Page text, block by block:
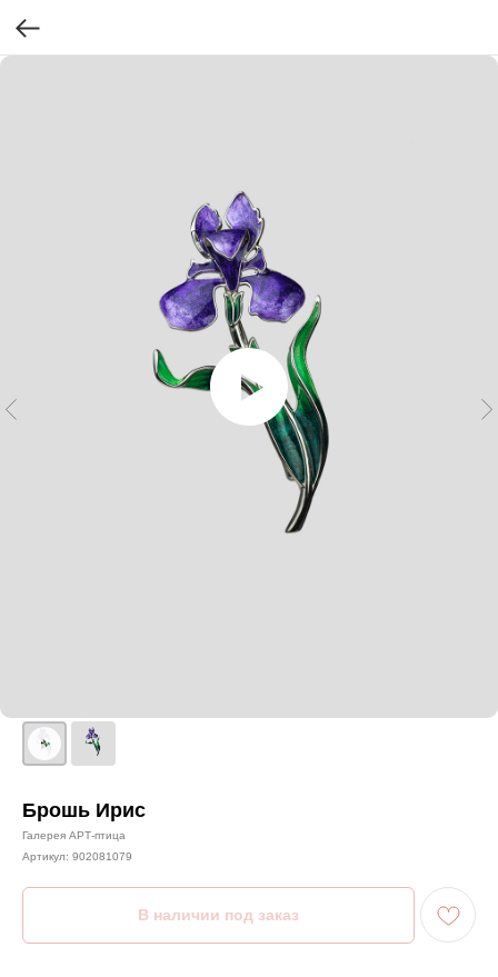
Брошь Ирис
Галерея АРТ-птица
Артикул: 902081079